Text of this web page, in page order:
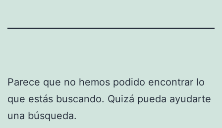
Parece que no hemos podido encontrar lo
que estás buscando. Quizá pueda ayudarte
una búsqueda.